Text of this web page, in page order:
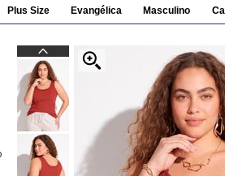
Plus Size Evangélica Masculino